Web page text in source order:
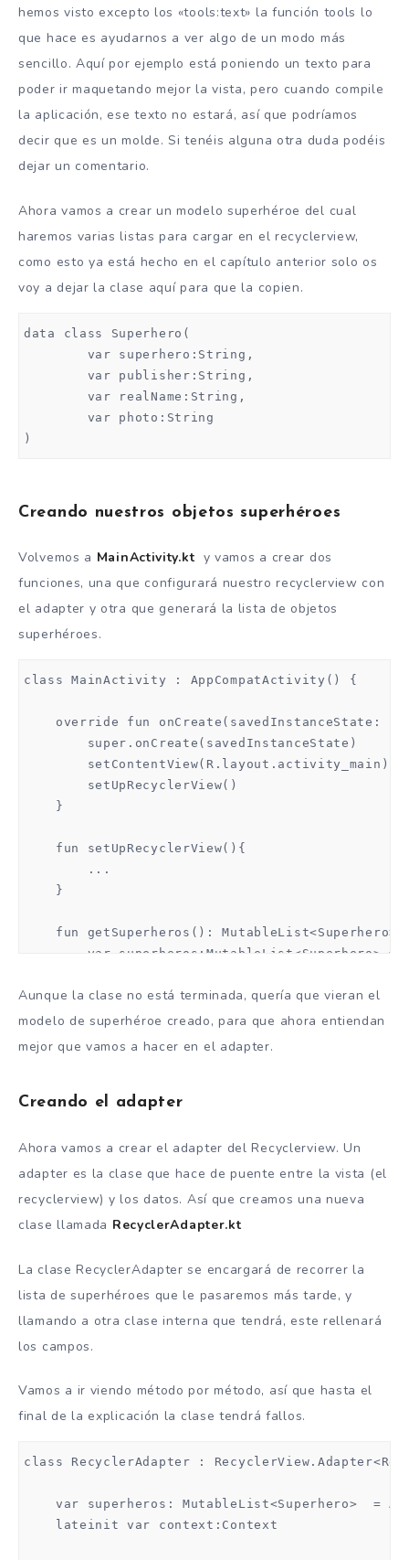
    <TextView
        android:layout_height="wrap_content"
        android:textStyle="bold"
        android:textSize="20sp"
        android:layout_alignParentTop="true"
        android:layout_toEndOf="@+id/ivAvatar"
    <TextView
        android:id="@+id/tvRealName"
        android:layout_width="wrap_content"
        android:layout_below="@+id/tvSuperhero"
        android:layout_toRightOf="@+id/ivAvatar"
        android:layout_toEndOf="@+id/ivAvatar"
        tools:text = "wdawd"/>
        android:layout_height="wrap_content"
        android:layout_alignParentBottom="true"
        android:layout_alignParentRight="true"
        tools:text = "DC"/>
</RelativeLayout>
hemos visto excepto los «tools:text» la función tools lo
que hace es ayudarnos a ver algo de un modo más
sencillo. Aquí por ejemplo está poniendo un texto para
poder ir maquetando mejor la vista, pero cuando compile
la aplicación, ese texto no estará, así que podríamos
decir que es un molde. Si tenéis alguna otra duda podéis
dejar un comentario.
Ahora vamos a crear un modelo superhéroe del cual
haremos varias listas para cargar en el recyclerview,
como esto ya está hecho en el capítulo anterior solo os
voy a dejar la clase aquí para que la copien.
data class Superhero(
        var superhero:String,
        var publisher:String,
        var realName:String,
        var photo:String
)
Creando nuestros objetos superhéroes
Volvemos a MainActivity.kt y vamos a crear dos
funciones, una que configurará nuestro recyclerview con
el adapter y otra que generará la lista de objetos
superhéroes.
class MainActivity : AppCompatActivity() {
override fun onCreate(savedInstanceState:
        super.onCreate(savedInstanceState)
        setContentView(R.layout.activity_main)
        setUpRecyclerView()
    }
    fun setUpRecyclerView(){
        ...
    }
    fun getSuperheros(): MutableList<Superhero>{
var superheros:MutableList<Superhero> =
superheros.add(Superhero("Daredevil",
superheros.add(Superhero("Wolverine",
superheros.add(Superhero("Thor",
superheros.add(Superhero("Green
        return superheros
Aunque la clase no está terminada, quería que vieran el
modelo de superhéroe creado, para que ahora entiendan
mejor que vamos a hacer en el adapter.
Creando el adapter
Ahora vamos a crear el adapter del Recyclerview. Un
adapter es la clase que hace de puente entre la vista (el
recyclerview) y los datos. Así que creamos una nueva
clase llamada RecyclerAdapter.kt
La clase RecyclerAdapter se encargará de recorrer la
lista de superhéroes que le pasaremos más tarde, y
llamando a otra clase interna que tendrá, este rellenará
los campos.
Vamos a ir viendo método por método, así que hasta el
final de la explicación la clase tendrá fallos.
class RecyclerAdapter :
var superheros: MutableList<Superhero>  =
    lateinit var context:Context